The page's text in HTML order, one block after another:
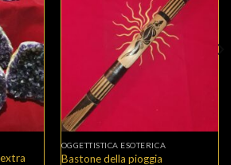
OGGETTISTICA ESOTERICA
Bastone della pioggia